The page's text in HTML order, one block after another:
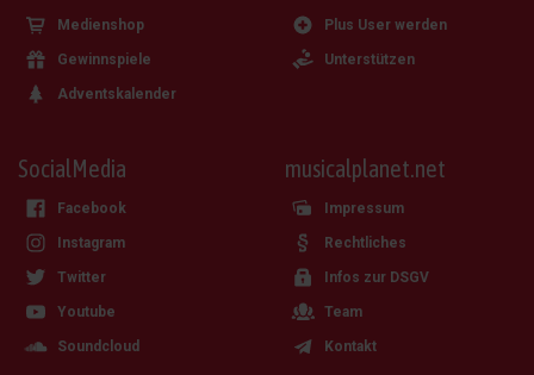
Medienshop
Gewinnspiele
Adventskalender
Plus User werden
Unterstützen
SocialMedia
Facebook
Instagram
Twitter
Youtube
Soundcloud
musicalplanet.net
Impressum
Rechtliches
Infos zur DSGV
Team
Kontakt